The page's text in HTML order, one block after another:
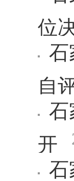
位
石
自
石
开
石